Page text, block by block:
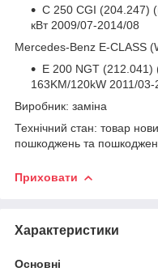
C 250 CGI (204.247)
кВт 2009/07-2014/08
Mercedes-Benz E-CLASS
E 200 NGT (212.041)
163KM/120kW 2011/03-
Виробник: заміна
Технічний стан: товар
пошкоджень та
Приховати
Характеристики
Основні